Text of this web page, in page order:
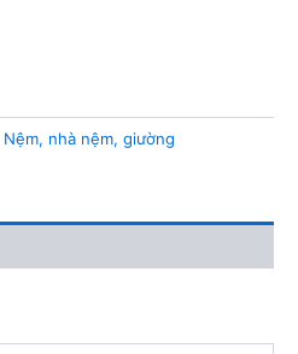
Nệm, nhà nệm, giường